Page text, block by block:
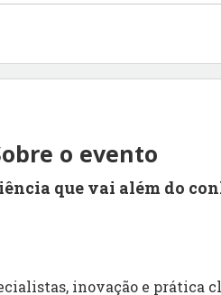
o evento
que vai além do
inovação e prática